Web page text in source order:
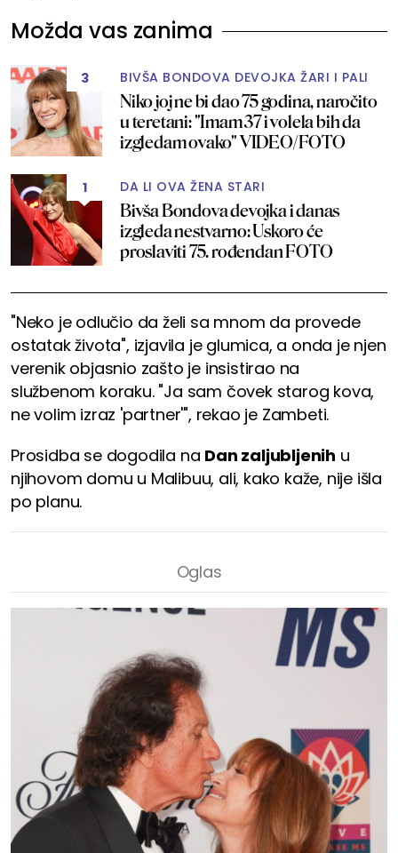
Možda vas zanima
3 BIVŠA BONDOVA DEVOJKA ŽARI I PALI
Niko joj ne bi dao 75 godina, naročito
u teretani: "Imam 37 i volela bih da
izgledam ovako" VIDEO/FOTO
1 DA LI OVA ŽENA STARI
Bivša Bondova devojka i danas
izgleda nestvarno: Uskoro će
proslaviti 75. rođendan FOTO
"Neko je odlučio da želi sa mnom da provede
ostatak života", izjavila je glumica, a onda je njen
verenik objasnio zašto je insistirao na
službenom koraku. "Ja sam čovek starog kova,
ne volim izraz 'partner'", rekao je Zambeti.
Prosidba se dogodila na Dan zaljubljenih u
njihovom domu u Malibuu, ali, kako kaže, nije išla
po planu.